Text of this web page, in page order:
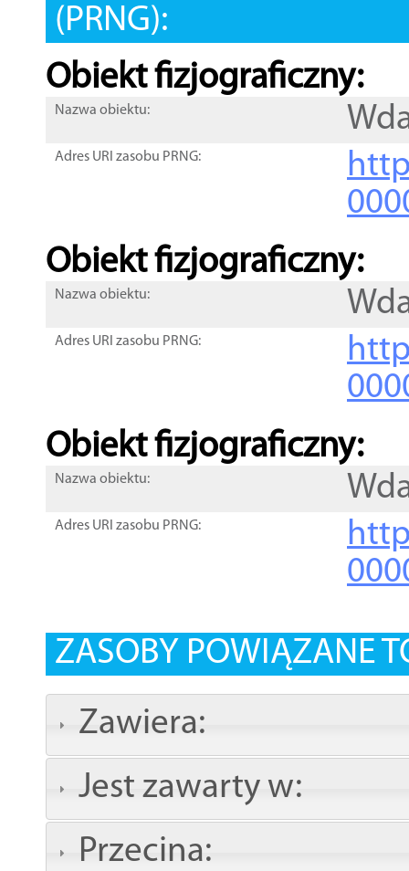
(PRNG):
Obiekt fizjograficzny:
Nazwa obiektu:
Adres URI zasobu PRNG:
Obiekt fizjograficzny:
Nazwa obiektu:
Adres URI zasobu PRNG:
Obiekt fizjograficzny:
Nazwa obiektu:
Adres URI zasobu PRNG:
ZASOBY POWIĄZANE
Zawiera:
Jest zawarty w:
Przecina: